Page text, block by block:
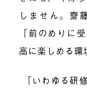
しません。齋
「前のめりに
高に楽しめる環
「いわゆる研